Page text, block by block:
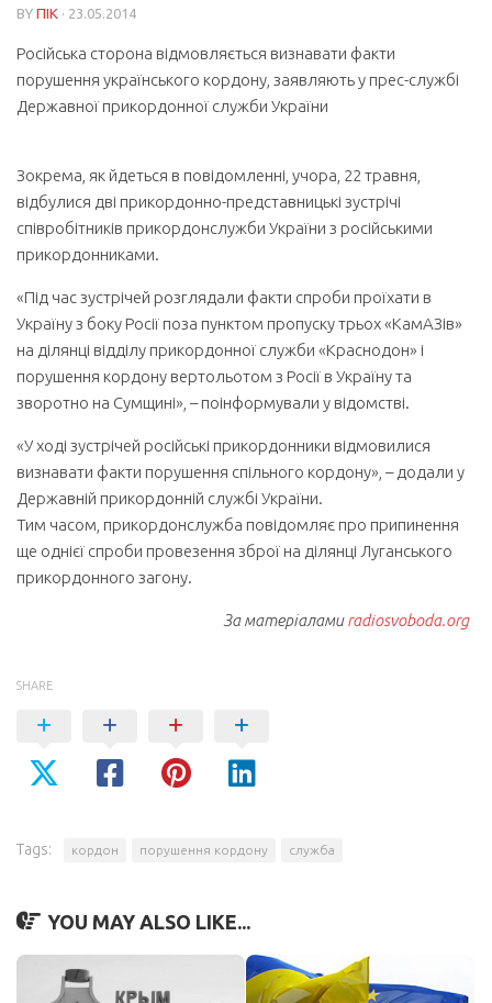
BY ПІК · 23.05.2014
Російська сторона відмовляється визнавати факти
порушення українського кордону, заявляють у прес-службі
Державної прикордонної служби України
Зокрема, як йдеться в повідомленні, учора, 22 травня,
відбулися дві прикордонно-представницькі зустрічі
співробітників прикордонслужби України з російськими
прикордонниками.
«Під час зустрічей розглядали факти спроби проїхати в
Україну з боку Росії поза пунктом пропуску трьох «КамАЗів»
на ділянці відділу прикордонної служби «Краснодон» і
порушення кордону вертольотом з Росії в Україну та
зворотно на Сумщині», – поінформували у відомстві.
«У ході зустрічей російські прикордонники відмовилися
визнавати факти порушення спільного кордону», – додали у
Державній прикордонній службі України.
Тим часом, прикордонслужба повідомляє про припинення
ще однієї спроби провезення зброї на ділянці Луганського
прикордонного загону.
За матеріаламиradiosvoboda.org
SHARE
Tags: кордон порушення кордону служба
YOU MAY ALSO LIKE...